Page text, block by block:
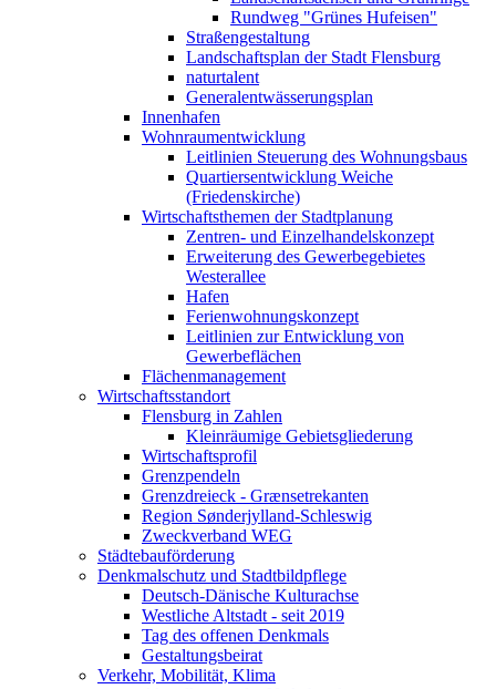
Rundweg "Grünes Hufeisen"
Straßengestaltung
Landschaftsplan der Stadt Flensburg
naturtalent
Generalentwässerungsplan
Innenhafen
Wohnraumentwicklung
Leitlinien Steuerung des Wohnungsbaus
Quartiersentwicklung Weiche
(Friedenskirche)
Wirtschaftsthemen der Stadtplanung
Zentren- und Einzelhandelskonzept
Erweiterung des Gewerbegebietes
Westerallee
Hafen
Ferienwohnungskonzept
Leitlinien zur Entwicklung von
Gewerbeflächen
Flächenmanagement
Wirtschaftsstandort
Flensburg in Zahlen
Kleinräumige Gebietsgliederung
Wirtschaftsprofil
Grenzpendeln
Grenzdreieck - Grænsetrekanten
Region Sønderjylland-Schleswig
Zweckverband WEG
Städtebauförderung
Denkmalschutz und Stadtbildpflege
Deutsch-Dänische Kulturachse
Westliche Altstadt - seit 2019
Tag des offenen Denkmals
Gestaltungsbeirat
Verkehr, Mobilität, Klima